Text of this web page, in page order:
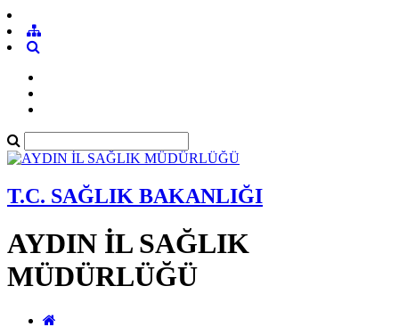
T.C. SAĞLIK BAKANLIĞI
AYDIN İL SAĞLIK
MÜDÜRLÜĞÜ